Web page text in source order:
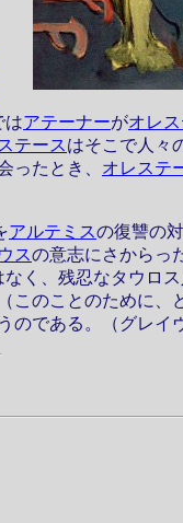
はアテーナーがオレ
テースはそこで人々
ったとき、 オレステ
アルテミスの復讐の
スの意志にさからっ
く、残忍なタウロ
このことのために、
である。（グレイヴ